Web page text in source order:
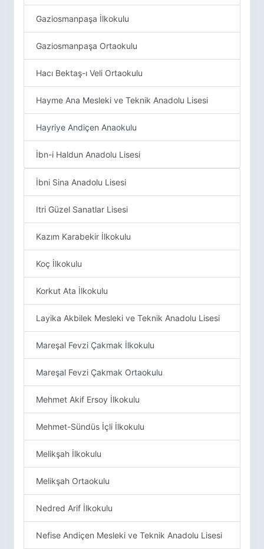
Gaziosmanpaşa İlkokulu
Gaziosmanpaşa Ortaokulu
Hacı Bektaş-ı Veli Ortaokulu
Hayme Ana Mesleki ve Teknik Anadolu Lisesi
Hayriye Andiçen Anaokulu
İbn-i Haldun Anadolu Lisesi
İbni Sina Anadolu Lisesi
Itri Güzel Sanatlar Lisesi
Kazım Karabekir İlkokulu
Koç İlkokulu
Korkut Ata İlkokulu
Layika Akbilek Mesleki ve Teknik Anadolu Lisesi
Mareşal Fevzi Çakmak İlkokulu
Mareşal Fevzi Çakmak Ortaokulu
Mehmet Akif Ersoy İlkokulu
Mehmet-Sündüs İçli İlkokulu
Melikşah İlkokulu
Melikşah Ortaokulu
Nedred Arif İlkokulu
Nefise Andiçen Mesleki ve Teknik Anadolu Lisesi